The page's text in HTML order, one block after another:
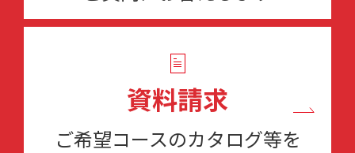
資料請求
ご希望コースのカタログ等を